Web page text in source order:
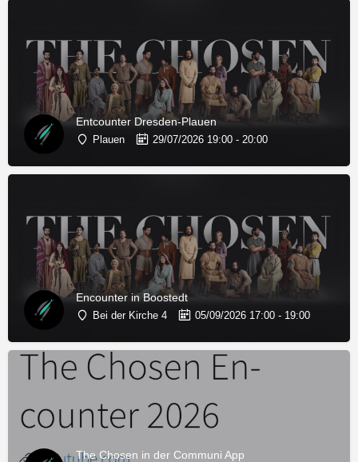
Entcounter Dresden-Plauen
Plauen 29/07/2026 19:00 - 20:00
Encounter in Boostedt
Bei der Kirche 4 05/09/2026 17:00 - 19:00
The Chosen in der Communi App